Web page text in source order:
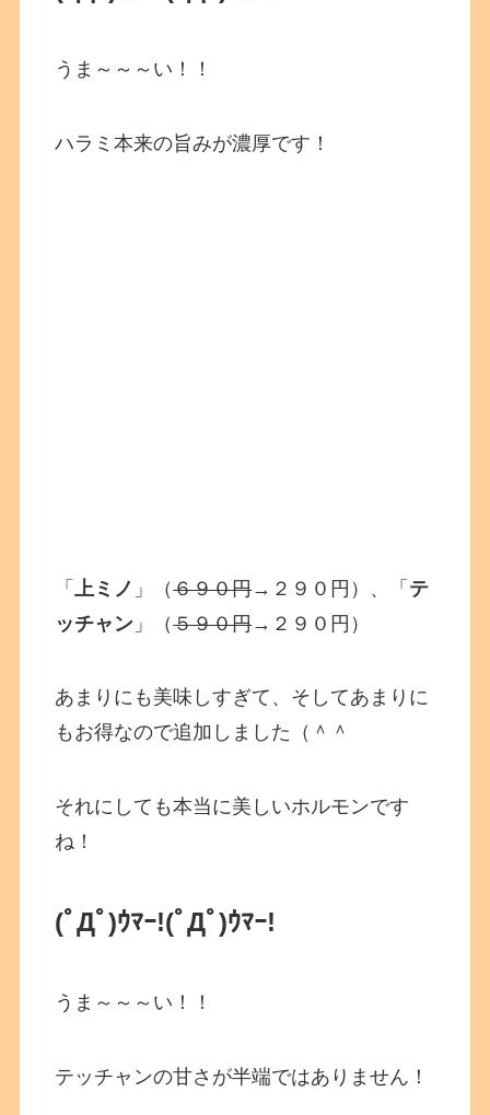
うま～～～い！！
ハラミ本来の旨みが濃厚です！
「 上ミノ 」（６９０円→２９０円）、「 テ
ッチャン 」（５９０円→２９０円）
あまりにも美味しすぎて、そしてあまりに
もお得なので追加しました（＾＾
それにしても本当に美しいホルモンです
ね！
(ﾟДﾟ)ｳﾏｰ!(ﾟДﾟ)ｳﾏｰ!
うま～～～い！！
テッチャンの甘さが半端ではありません！